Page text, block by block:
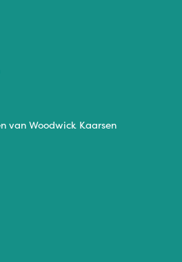
van Woodwick Kaarsen